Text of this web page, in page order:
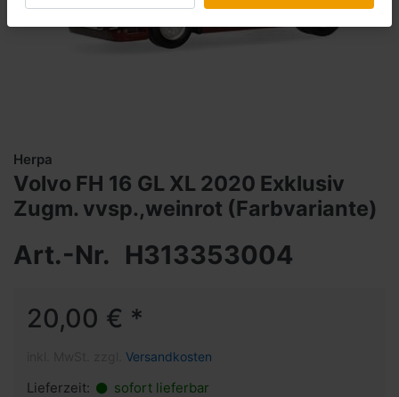
Herpa
Volvo FH 16 GL XL 2020 Exklusiv
Zugm. vvsp.,weinrot (Farbvariante)
Art.-Nr. H313353004
20,00 € *
Versandkosten
Lieferzeit: sofort lieferbar